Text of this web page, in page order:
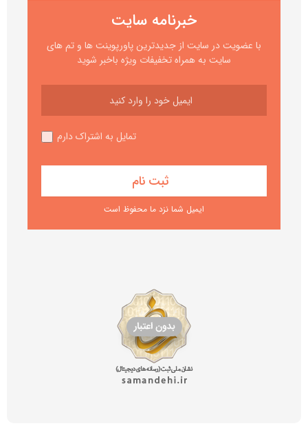
خبرنامه سایت
با عضویت در سایت از جدیدترین پاورپوینت ها و تم های
سایت به همراه تخفیفات ویژه باخبر شوید
تمایل به اشتراک دارم
ایمیل شما نزد ما محفوظ است